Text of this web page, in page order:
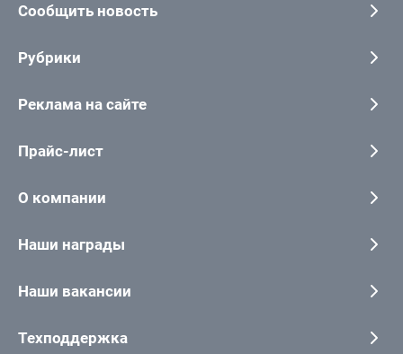
Сообщить новость
Рубрики
Реклама на сайте
Прайс-лист
О компании
Наши награды
Наши вакансии
Техподдержка